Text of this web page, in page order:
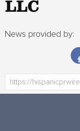
LLC
News provided by: